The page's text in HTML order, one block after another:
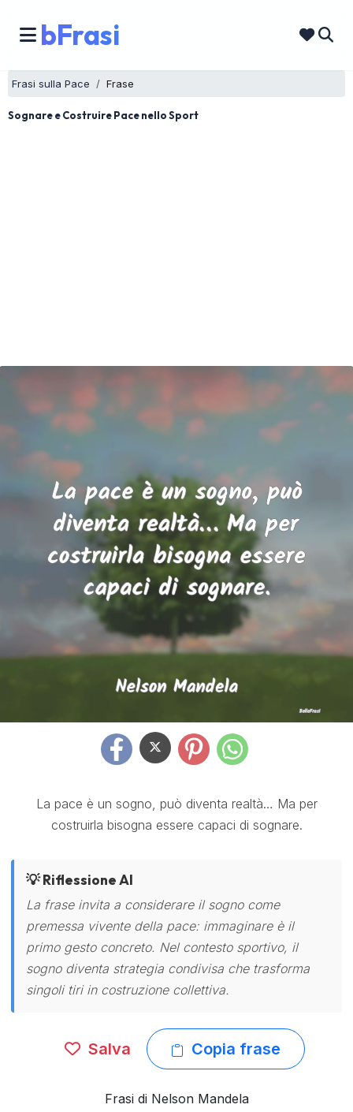
bFrasi
Frasi sulla Pace Frase
Sognare e Costruire Pace nello Sport
La pace è un sogno, può diventa realtà… Ma per
costruirla bisogna essere capaci di sognare.
💡 Riflessione AI
La frase invita a considerare il sogno come
premessa vivente della pace: immaginare è il
primo gesto concreto. Nel contesto sportivo, il
sogno diventa strategia condivisa che trasforma
singoli tiri in costruzione collettiva.
Salva Copia frase
Frasi di Nelson Mandela